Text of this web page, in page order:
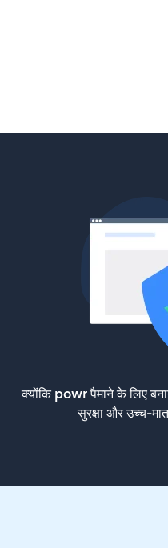
क्योंकि powr पैमाने के लिए
सुरक्षा और उच्च-